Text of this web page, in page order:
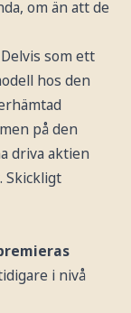
om än att de
som ett
hos den
på den
driva aktien
Skickligt
i nivå